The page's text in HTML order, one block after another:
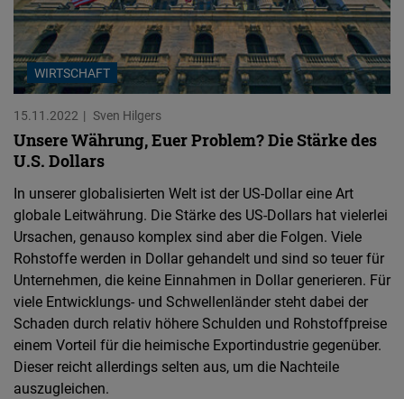
WIRTSCHAFT
15.11.2022 Sven Hilgers
Unsere Währung, Euer Problem? Die Stärke des
U.S. Dollars
In unserer globalisierten Welt ist der US-Dollar eine Art
globale Leitwährung. Die Stärke des US-Dollars hat vielerlei
Ursachen, genauso komplex sind aber die Folgen. Viele
Rohstoffe werden in Dollar gehandelt und sind so teuer für
Unternehmen, die keine Einnahmen in Dollar generieren. Für
viele Entwicklungs- und Schwellenländer steht dabei der
Schaden durch relativ höhere Schulden und Rohstoffpreise
einem Vorteil für die heimische Exportindustrie gegenüber.
Dieser reicht allerdings selten aus, um die Nachteile
auszugleichen.